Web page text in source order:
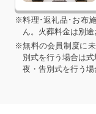
※料理･返礼品･お布
ん。火葬料金は別途
※無料の会員制度に
別式を行う場合は
夜・告別式を行う場